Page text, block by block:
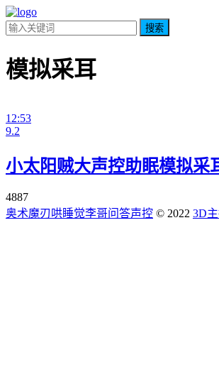
搜索
模拟采耳
12:53
9.2
小太阳贼大声控助眠模拟采
4887
奥术魔刃 哄睡觉李哥问答声控 © 2022 3D